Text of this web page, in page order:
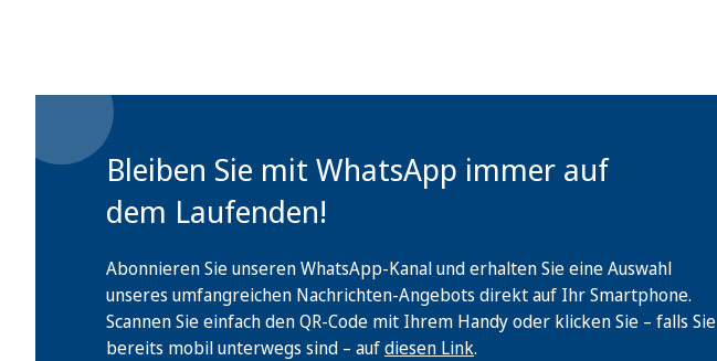
Bleiben Sie mit WhatsApp immer auf
dem Laufenden!
Abonnieren Sie unseren WhatsApp-Kanal und erhalten Sie eine Auswahl
unseres umfangreichen Nachrichten-Angebots direkt auf Ihr Smartphone.
Scannen Sie einfach den QR-Code mit Ihrem Handy oder klicken Sie – falls Sie
bereits mobil unterwegs sind – aufdiesen Link.